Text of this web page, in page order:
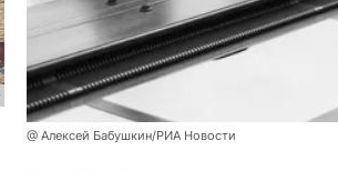
@ Алексей Бабушкин/РИА Новости